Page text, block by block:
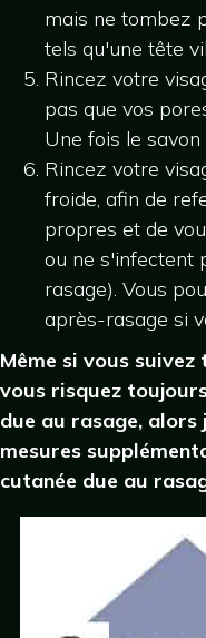
mais ne tombez
tels qu'une tête
Rincez votre
pas que vos
Une fois le
Rincez votre
froide, afin de
propres et de
ou ne s'infectent
rasage). Vous
après-rasage si
Même si vous
vous risquez
due au rasage,
mesures
cutanée due au